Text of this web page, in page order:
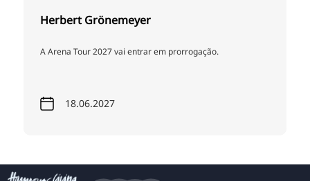
Herbert Grönemeyer
A Arena Tour 2027 vai entrar em prorrogação.
18.06.2027